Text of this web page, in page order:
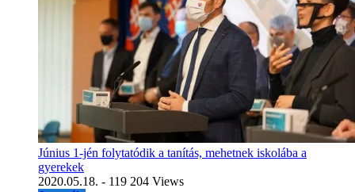
Június 1-jén folytatódik a tanítás, mehetnek iskolába a
gyerekek
2020.05.18. - 119 204 Views